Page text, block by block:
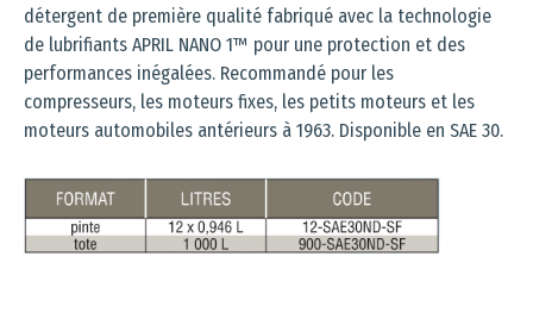
détergent de première qualité fabriqué avec la technologie
de lubrifiants APRIL NANO 1™ pour une protection et des
performances inégalées. Recommandé pour les
compresseurs, les moteurs fixes, les petits moteurs et les
moteurs automobiles antérieurs à 1963. Disponible en SAE 30.